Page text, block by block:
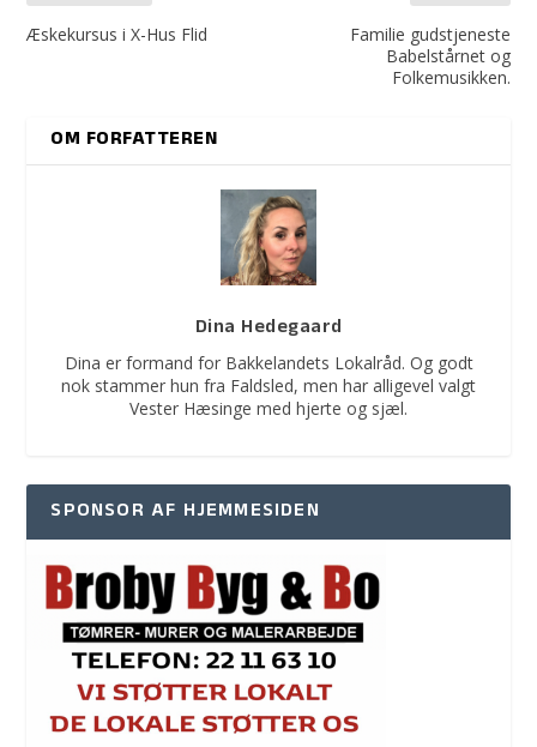
Æskekursus i X-Hus Flid
Familie gudstjeneste
Babelstårnet og
Folkemusikken.
OM FORFATTEREN
Dina Hedegaard
Dina er formand for Bakkelandets Lokalråd. Og godt
nok stammer hun fra Faldsled, men har alligevel valgt
Vester Hæsinge med hjerte og sjæl.
SPONSOR AF HJEMMESIDEN